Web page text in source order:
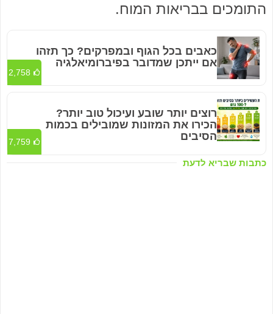
התומכים בבריאות המוח.
כתבות שבריא לדעת
כאבים בכל הגוף ובמפרקים? כך תזהו
אם ייתכן שמדובר בפיברומיאלגיה
2,758
רוצים יותר שובע ועיכול טוב יותר?
הכירו את המזונות שמובילים בכמות
הסיבים
7,759